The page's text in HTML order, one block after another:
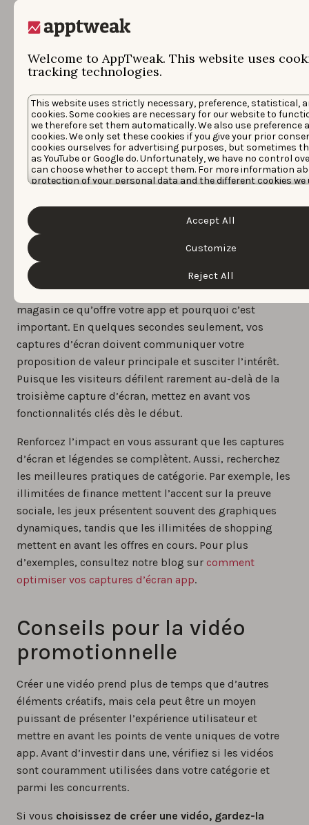
Welcome to AppTweak. This website uses
tracking technologies.
This website uses strictly necessary, preference, statistical,
cookies. Some cookies are necessary for our website to
we therefore set them automatically. We also use preference
cookies. We only set these cookies if you give your prior
cookies ourselves for advertising purposes, but sometimes
as YouTube or Google do. Unfortunately, we have no control
can choose whether to accept them. For more information
protection of your personal data and the different cookies we
Reject All
Customize
Accept All
Gardez-la simple: Les designs épurés et
audacieux sont plus faciles à reconnaître —
Maintenez la cohérence de marque
renforcer la familiarité.
Faites-la ressortir : Dans les catégories saturées,
l’unicité aide votre app à percer le bruit visuel.
les captures d’écran
d’application
Les Captures d’écran sont votre atout le plus fort
pour montrer rapidement aux visiteurs intéressés du
magasin ce qu’offre votre app et pourquoi c’est
important. En quelques secondes seulement, vos
captures d’écran doivent communiquer votre
proposition de valeur principale et susciter l’intérêt.
Puisque les visiteurs défilent rarement au-delà de la
troisième capture d’écran, mettez en avant vos
fonctionnalités clés dès le début.
Renforcez l’impact en vous assurant que les captures
d’écran et légendes se complètent. Aussi, recherchez
les meilleures pratiques de catégorie. Par exemple, les
illimitées de finance mettent l’accent sur la preuve
sociale, les jeux présentent souvent des graphiques
dynamiques, tandis que les illimitées de shopping
mettent en avant les offres en cours. Pour plus
d’exemples, consultez notre blog sur comment
optimiser vos captures d’écran app.
Conseils pour la vidéo
promotionnelle
Créer une vidéo prend plus de temps que d’autres
éléments créatifs, mais cela peut être un moyen
puissant de présenter l’expérience utilisateur et
mettre en avant les points de vente uniques de votre
app. Avant d’investir dans une, vérifiez si les vidéos
sont couramment utilisées dans votre catégorie et
parmi les concurrents.
Si vous choisissez de créer une vidéo, gardez-la